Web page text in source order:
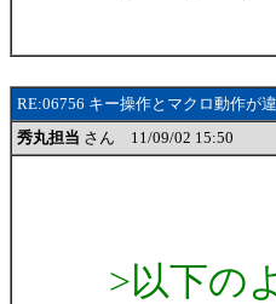
RE:06756 キー操作とマクロ動作が
秀丸担当 さん 11/09/02 15:50
>以下の